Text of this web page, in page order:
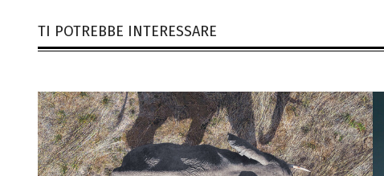
TI POTREBBE INTERESSARE